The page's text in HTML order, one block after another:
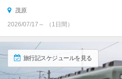
茂原
2026/07/17～ （1日間）
旅行記スケジュールを見る